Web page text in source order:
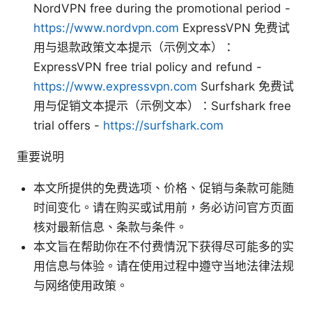
NordVPN free during the promotional period -
https://www.nordvpn.com ExpressVPN 免费试
用与退款政策文本提示（示例文本）：
ExpressVPN free trial policy and refund -
https://www.expressvpn.com Surfshark 免费试
用与促销文本提示（示例文本）：Surfshark free
trial offers - https://surfshark.com
重要说明
本文所提供的免费选项、价格、促销与条款可能随
时间变化。请在购买或试用前，务必访问官方页面
核对最新信息、条款与条件。
本文旨在帮助你在不付费情況下获得尽可能多的实
用信息与体验。请在使用过程中遵守当地法律法规
与网络使用政策。